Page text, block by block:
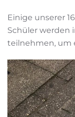
Einige unserer
Schüler werden
teilnehmen, um